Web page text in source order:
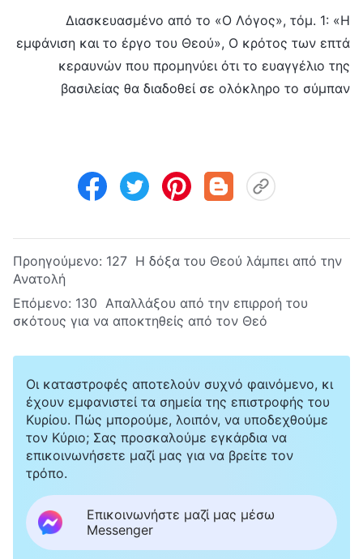
Διασκευασμένο από το «Ο Λόγος», τόμ. 1: «Η
εμφάνιση και το έργο του Θεού», Ο κρότος των επτά
κεραυνών που προμηνύει ότι το ευαγγέλιο της
βασιλείας θα διαδοθεί σε ολόκληρο το σύμπαν
Προηγούμενο: 127 Η δόξα του Θεού λάμπει από την
Ανατολή
Επόμενο: 130 Απαλλάξου από την επιρροή του
σκότους για να αποκτηθείς από τον Θεό
Οι καταστροφές αποτελούν συχνό φαινόμενο, κι
έχουν εμφανιστεί τα σημεία της επιστροφής του
Κυρίου. Πώς μπορούμε, λοιπόν, να υποδεχθούμε
τον Κύριο; Σας προσκαλούμε εγκάρδια να
επικοινωνήσετε μαζί μας για να βρείτε τον
τρόπο.
Επικοινωνήστε μαζί μας μέσω
Messenger